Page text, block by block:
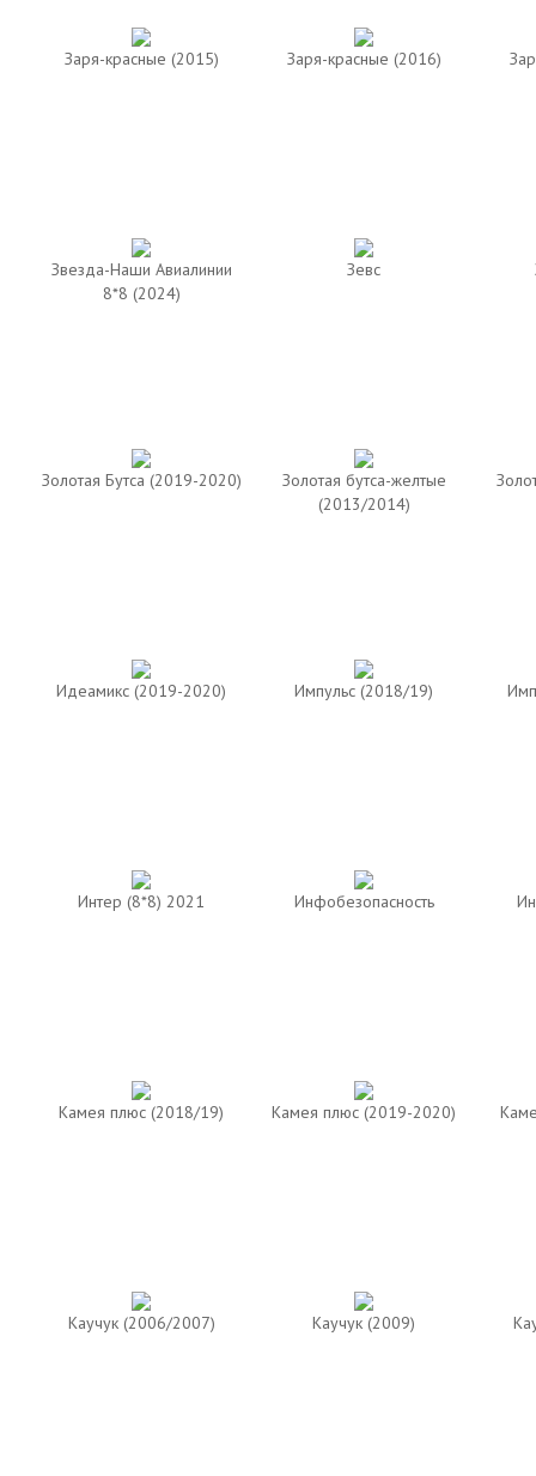
Заря-красные (2015) Заря-красные (2016)
Звезда-Наши Авиалинии
8*8 (2024)
Зевс
Золотая Бутса (2019-2020)
Золотая бутса-желтые
(2013/2014)
Идеамикс (2019-2020) Импульс (2018/19)
Интер (8*8) 2021 Инфобезопасность
Камея плюс (2018/19) Камея плюс (2019-2020)
Каучук (2006/2007) Каучук (2009)